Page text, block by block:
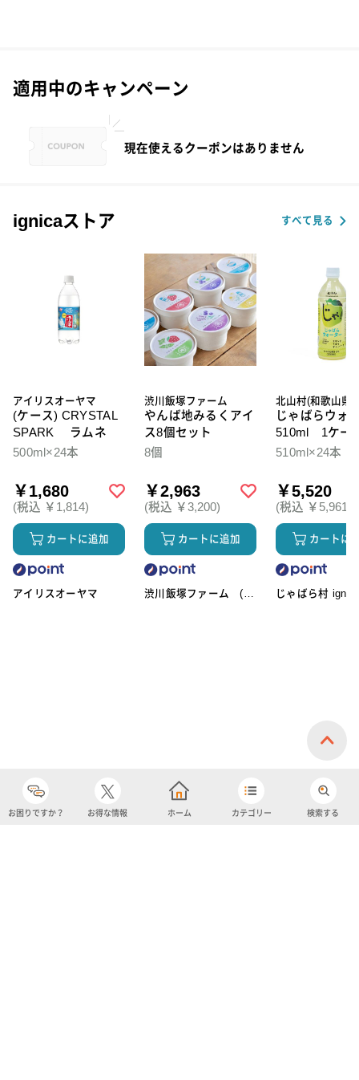
適用中のキャンペーン
現在使えるクーポンはありません
ignicaストア すべて見る
アイリスオーヤマ
(ケース) CRYSTAL
SPARK ラムネ
500ml×24本
￥1,680
(税込 ￥1,814)
カートに追加
アイリスオーヤマ
渋川飯塚ファーム
やんば地みるくアイ
ス8個セット
8個
￥2,963
(税込 ￥3,200)
カートに追加
渋川飯塚ファーム (ア
北山村(和歌山県)
じゃばらウォ
510ml 1ケー
本入
510ml×24本
￥5,520
(税込 ￥5,961)
カートに
じゃばら村
お困りですか？ お得な情報 ホーム カテゴリー 検索する